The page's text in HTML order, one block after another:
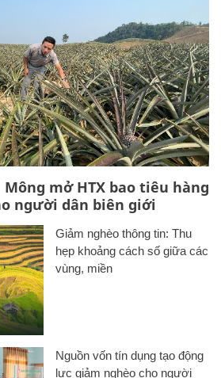
mở HTX bao tiêu hàng
người dân biên giới
Giảm nghèo thông tin: Thu
hẹp khoảng cách số giữa các
vùng, miền
Nguồn vốn tín dụng tạo động
lực giảm nghèo cho người